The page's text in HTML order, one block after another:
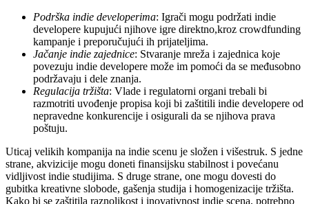
Podrška indie developerima: Igrači mogu podržati indie
developere kupujući njihove igre direktno,kroz crowdfunding
kampanje i preporučujući ih prijateljima.
Jačanje indie zajednice: Stvaranje mreža i zajednica koje
povezuju indie developere može im pomoći da se međusobno
podržavaju i dele znanja.
Regulacija tržišta: Vlade i regulatorni organi trebali bi
razmotriti uvođenje propisa koji bi zaštitili indie developere od
nepravedne konkurencije i osigurali da se njihova prava
poštuju.
Uticaj velikih kompanija na indie scenu je složen i višestruk. S jedne
strane, akvizicije mogu doneti finansijsku stabilnost i povećanu
vidljivost indie studijima. S druge strane, one mogu dovesti do
gubitka kreativne slobode, gašenja studija i homogenizacije tržišta.
Kako bi se zaštitila raznolikost i inovativnost indie scena, potrebno